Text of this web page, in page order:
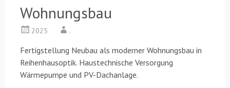
Wohnungsbau
2025 .
Fertigstellung Neubau als moderner Wohnungsbau in
Reihenhausoptik. Haustechnische Versorgung
Wärmepumpe und PV-Dachanlage.